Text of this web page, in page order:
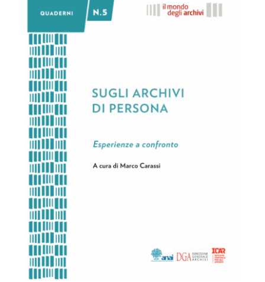
Formazione
Attività editoriale
News
CERCA
PER: